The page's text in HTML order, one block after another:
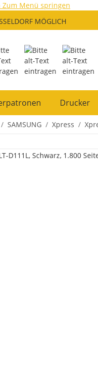
Zum Menü springen
MÖGLICH
Drucker
SAMSUNG Xpress